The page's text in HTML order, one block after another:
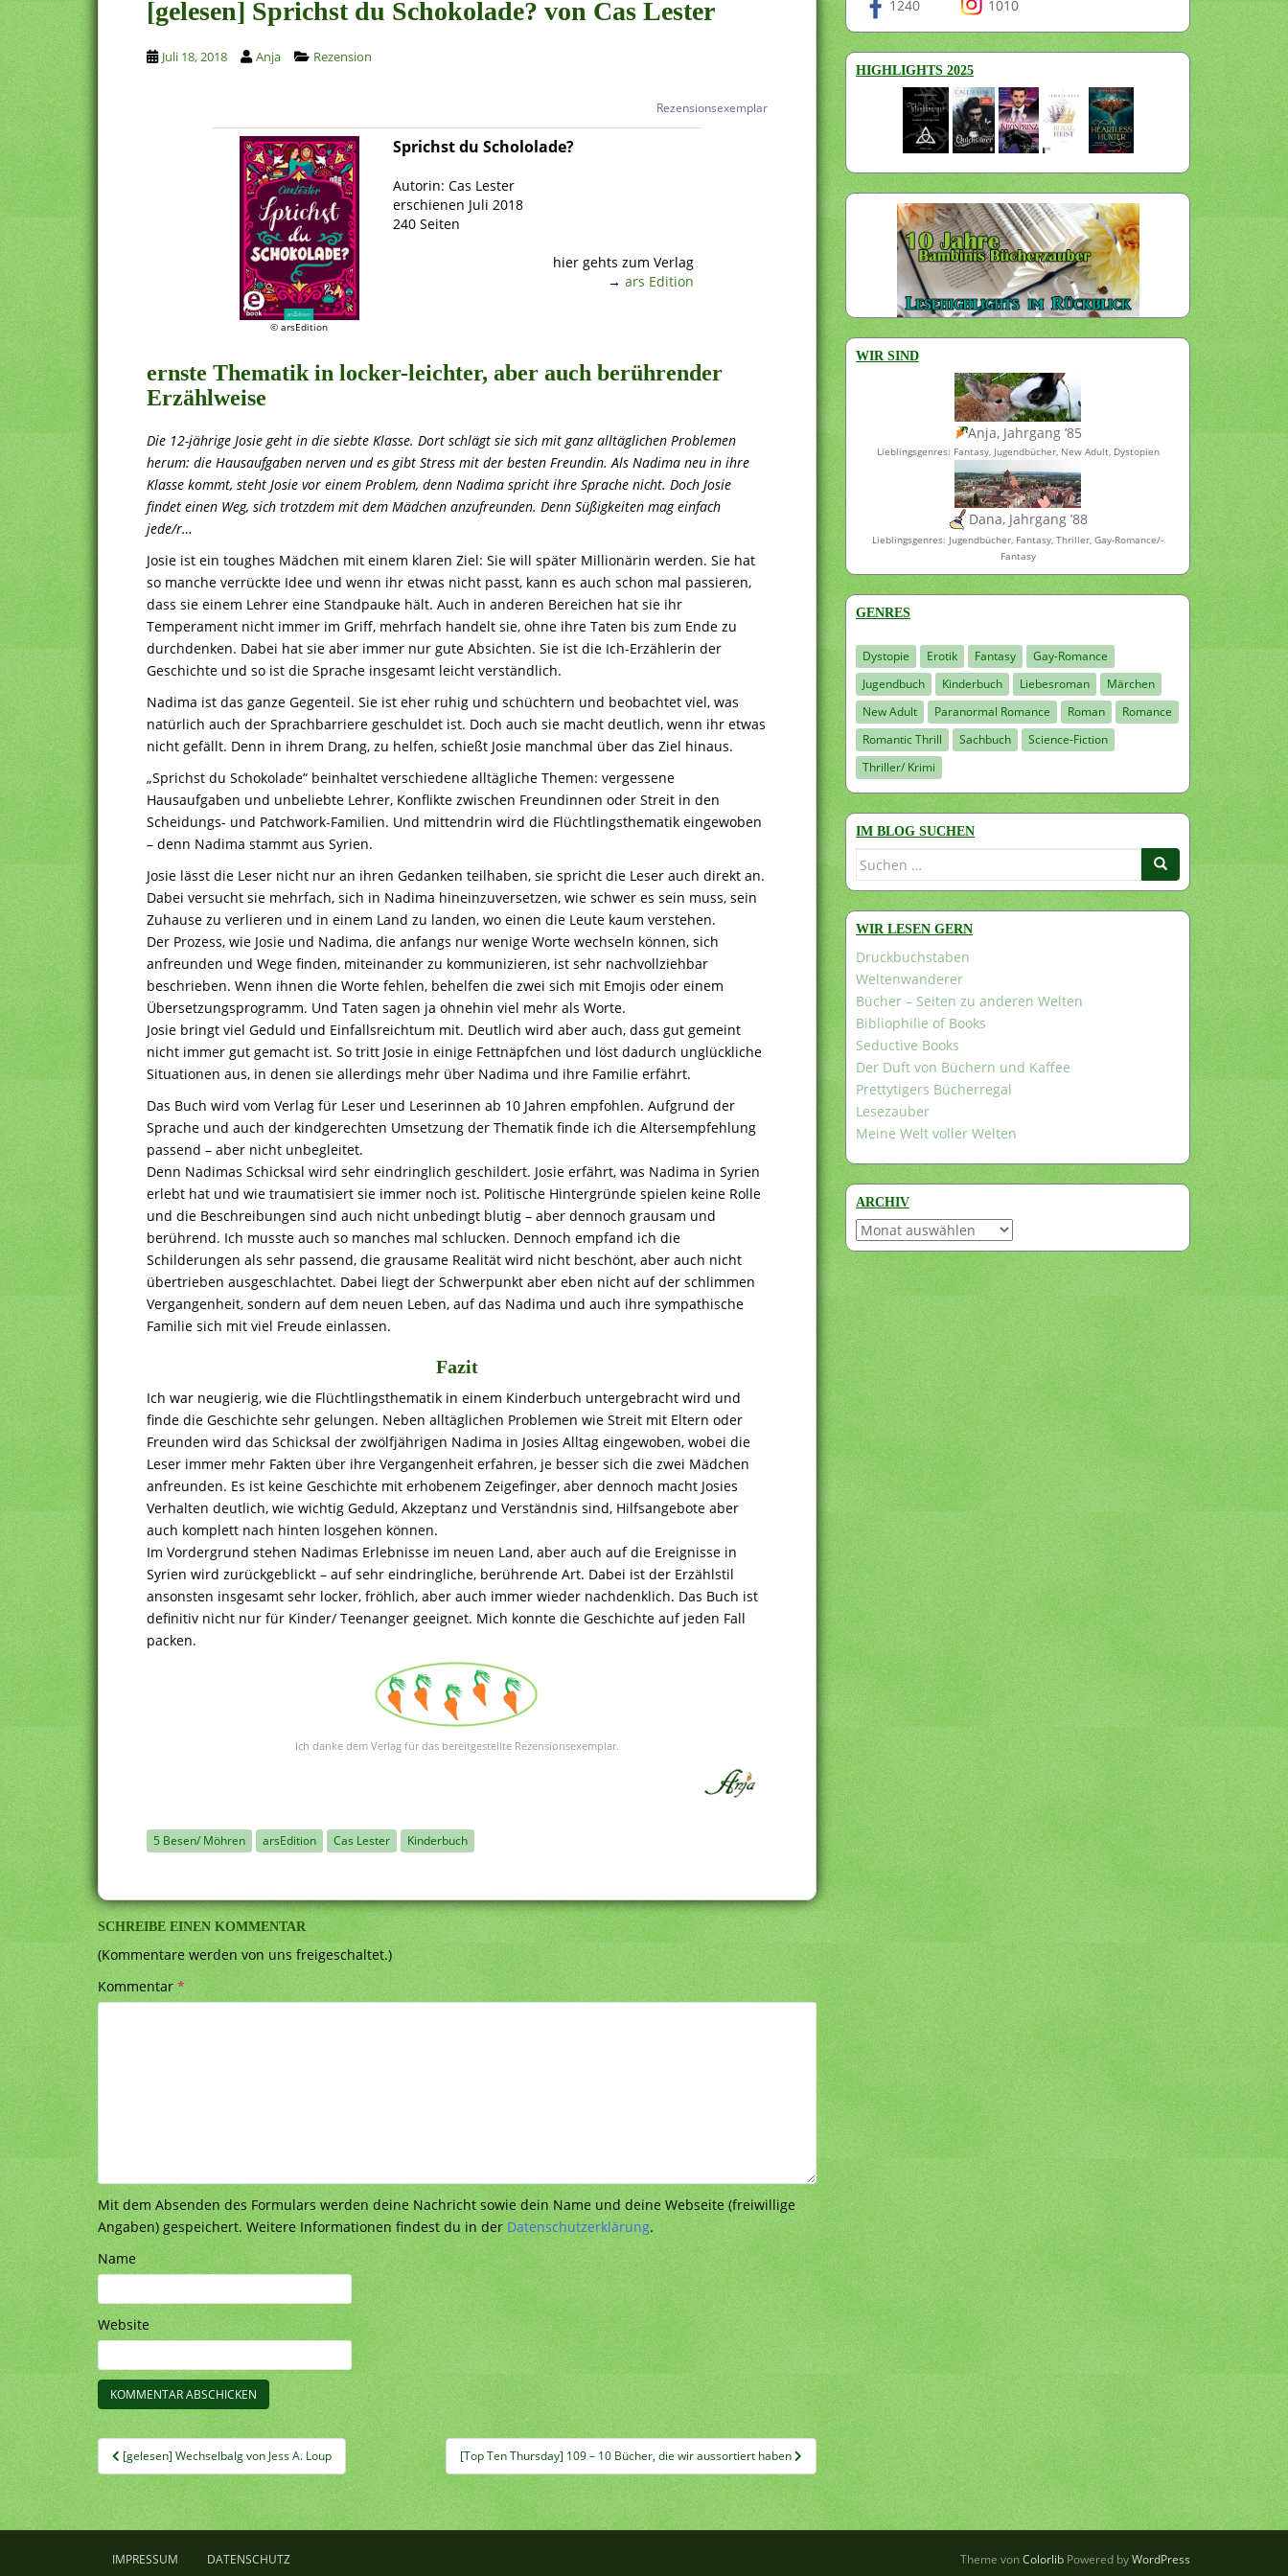
[gelesen] Sprichst du Schokolade? von Cas Lester
Juli 18, 2018 Anja Rezension
Rezensionsexemplar
© arsEdition
Sprichst du Schololade?
Autorin: Cas Lester
erschienen Juli 2018
240 Seiten
hier gehts zum Verlag
→ ars Edition
ernste Thematik in locker-leichter, aber auch berührender
Erzählweise
Die 12-jährige Josie geht in die siebte Klasse. Dort schlägt sie sich mit ganz alltäglichen Problemen
herum: die Hausaufgaben nerven und es gibt Stress mit der besten Freundin. Als Nadima neu in ihre
Klasse kommt, steht Josie vor einem Problem, denn Nadima spricht ihre Sprache nicht. Doch Josie
findet einen Weg, sich trotzdem mit dem Mädchen anzufreunden. Denn Süßigkeiten mag einfach
jede/r…
Josie ist ein toughes Mädchen mit einem klaren Ziel: Sie will später Millionärin werden. Sie hat
so manche verrückte Idee und wenn ihr etwas nicht passt, kann es auch schon mal passieren,
dass sie einem Lehrer eine Standpauke hält. Auch in anderen Bereichen hat sie ihr
Temperament nicht immer im Griff, mehrfach handelt sie, ohne ihre Taten bis zum Ende zu
durchdenken. Dabei hat sie aber immer nur gute Absichten. Sie ist die Ich-Erzählerin der
Geschichte und so ist die Sprache insgesamt leicht verständlich.
Nadima ist das ganze Gegenteil. Sie ist eher ruhig und schüchtern und beobachtet viel, was
natürlich auch der Sprachbarriere geschuldet ist. Doch auch sie macht deutlich, wenn ihr etwas
nicht gefällt. Denn in ihrem Drang, zu helfen, schießt Josie manchmal über das Ziel hinaus.
„Sprichst du Schokolade“ beinhaltet verschiedene alltägliche Themen: vergessene
Hausaufgaben und unbeliebte Lehrer, Konflikte zwischen Freundinnen oder Streit in den
Scheidungs- und Patchwork-Familien. Und mittendrin wird die Flüchtlingsthematik eingewoben
– denn Nadima stammt aus Syrien.
Josie lässt die Leser nicht nur an ihren Gedanken teilhaben, sie spricht die Leser auch direkt an.
Dabei versucht sie mehrfach, sich in Nadima hineinzuversetzen, wie schwer es sein muss, sein
Zuhause zu verlieren und in einem Land zu landen, wo einen die Leute kaum verstehen.
Der Prozess, wie Josie und Nadima, die anfangs nur wenige Worte wechseln können, sich
anfreunden und Wege finden, miteinander zu kommunizieren, ist sehr nachvollziehbar
beschrieben. Wenn ihnen die Worte fehlen, behelfen die zwei sich mit Emojis oder einem
Übersetzungsprogramm. Und Taten sagen ja ohnehin viel mehr als Worte.
Josie bringt viel Geduld und Einfallsreichtum mit. Deutlich wird aber auch, dass gut gemeint
nicht immer gut gemacht ist. So tritt Josie in einige Fettnäpfchen und löst dadurch unglückliche
Situationen aus, in denen sie allerdings mehr über Nadima und ihre Familie erfährt.
Das Buch wird vom Verlag für Leser und Leserinnen ab 10 Jahren empfohlen. Aufgrund der
Sprache und auch der kindgerechten Umsetzung der Thematik finde ich die Altersempfehlung
passend – aber nicht unbegleitet.
Denn Nadimas Schicksal wird sehr eindringlich geschildert. Josie erfährt, was Nadima in Syrien
erlebt hat und wie traumatisiert sie immer noch ist. Politische Hintergründe spielen keine Rolle
und die Beschreibungen sind auch nicht unbedingt blutig – aber dennoch grausam und
berührend. Ich musste auch so manches mal schlucken. Dennoch empfand ich die
Schilderungen als sehr passend, die grausame Realität wird nicht beschönt, aber auch nicht
übertrieben ausgeschlachtet. Dabei liegt der Schwerpunkt aber eben nicht auf der schlimmen
Vergangenheit, sondern auf dem neuen Leben, auf das Nadima und auch ihre sympathische
Familie sich mit viel Freude einlassen.
Fazit
Ich war neugierig, wie die Flüchtlingsthematik in einem Kinderbuch untergebracht wird und
finde die Geschichte sehr gelungen. Neben alltäglichen Problemen wie Streit mit Eltern oder
Freunden wird das Schicksal der zwölfjährigen Nadima in Josies Alltag eingewoben, wobei die
Leser immer mehr Fakten über ihre Vergangenheit erfahren, je besser sich die zwei Mädchen
anfreunden. Es ist keine Geschichte mit erhobenem Zeigefinger, aber dennoch macht Josies
Verhalten deutlich, wie wichtig Geduld, Akzeptanz und Verständnis sind, Hilfsangebote aber
auch komplett nach hinten losgehen können.
Im Vordergrund stehen Nadimas Erlebnisse im neuen Land, aber auch auf die Ereignisse in
Syrien wird zurückgeblickt – auf sehr eindringliche, berührende Art. Dabei ist der Erzählstil
ansonsten insgesamt sehr locker, fröhlich, aber auch immer wieder nachdenklich. Das Buch ist
definitiv nicht nur für Kinder/ Teenanger geeignet. Mich konnte die Geschichte auf jeden Fall
packen.
Ich danke dem Verlag für das bereitgestellte Rezensionsexemplar.
5 Besen/ Möhren arsEdition Cas Lester Kinderbuch
SCHREIBE EINEN KOMMENTAR
(Kommentare werden von uns freigeschaltet.)
Kommentar*
Mit dem Absenden des Formulars werden deine Nachricht sowie dein Name und deine Webseite (freiwillige
Angaben) gespeichert. Weitere Informationen findest du in derDatenschutzerklärung.
Name
Website
Beitragsnavigation
[gelesen] Wechselbalg von Jess A. Loup [Top Ten Thursday] 109 – 10 Bücher, die wir aussortiert haben
1240 1010
HIGHLIGHTS 2025
WIR SIND
Anja, Jahrgang ’85
Lieblingsgenres: Fantasy, Jugendbücher, New Adult, Dystopien
Dana, Jahrgang ’88
Lieblingsgenres: Jugendbücher, Fantasy, Thriller, Gay-Romance/-
Fantasy
GENRES
Dystopie Erotik Fantasy
Gay-Romance
Jugendbuch
Kinderbuch Liebesroman
Märchen
New Adult
Paranormal Romance Roman
Romance
Romantic Thrill
Sachbuch
Science-Fiction
Thriller/ Krimi
IM BLOG SUCHEN
Suchen
WIR LESEN GERN
Druckbuchstaben
Weltenwanderer
Bücher – Seiten zu anderen Welten
Bibliophilie of Books
Seductive Books
Der Duft von Büchern und Kaffee
Prettytigers Bücherregal
Lesezauber
Meine Welt voller Welten
ARCHIV
Archiv
IMPRESSUM DATENSCHUTZ Theme vonColorlib Powered byWordPress